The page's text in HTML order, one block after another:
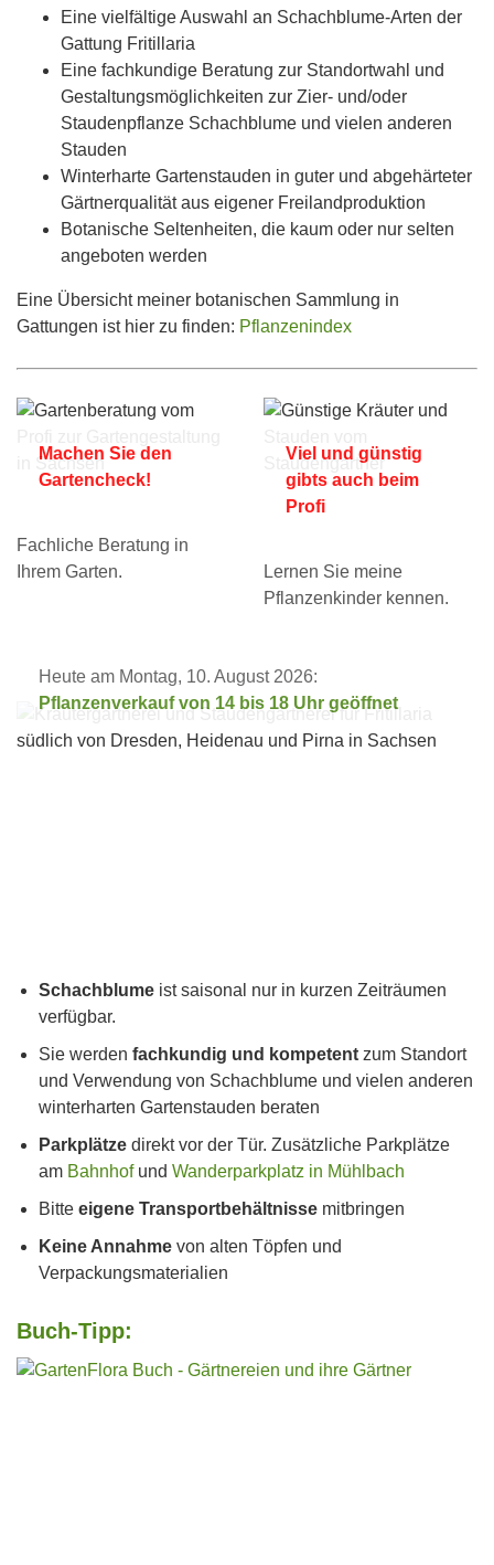
Eine vielfältige Auswahl an Schachblume-Arten der
Gattung Fritillaria
Eine fachkundige Beratung zur Standortwahl und
Gestaltungsmöglichkeiten zur Zier- und/oder
Staudenpflanze Schachblume und vielen anderen
Stauden
Winterharte Gartenstauden in guter und abgehärteter
Gärtnerqualität aus eigener Freilandproduktion
Botanische Seltenheiten, die kaum oder nur selten
angeboten werden
Eine Übersicht meiner botanischen Sammlung in
Gattungen ist hier zu finden: Pflanzenindex
Machen Sie den
Gartencheck!
Fachliche Beratung in
Ihrem Garten.
Viel und günstig
gibts auch beim
Profi
Lernen Sie meine
Pflanzenkinder kennen.
Heute am Montag, 10. August 2026:
Pflanzenverkauf von 14 bis 18 Uhr geöffnet
Schachblume ist saisonal nur in kurzen Zeiträumen
verfügbar.
Sie werden fachkundig und kompetent zum Standort
und Verwendung von Schachblume und vielen anderen
winterharten Gartenstauden beraten
Parkplätze direkt vor der Tür. Zusätzliche Parkplätze
am Bahnhofund Wanderparkplatz in Mühlbach
Bitte eigene Transportbehältnisse mitbringen
Keine Annahme von alten Töpfen und
Verpackungsmaterialien
Buch-Tipp: